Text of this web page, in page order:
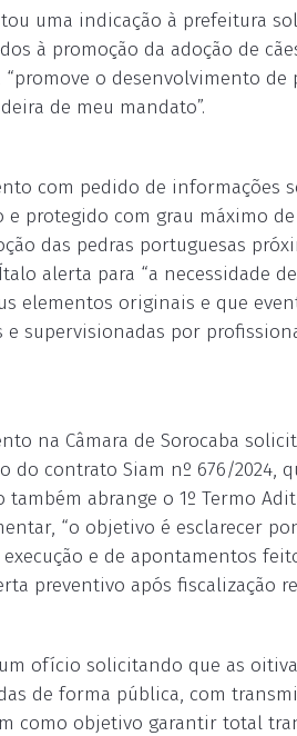
uma indicação à prefeitura
à promoção da adoção de
o desenvolvimento
de meu mandato”.
com pedido de informações
e protegido com grau máximo
das pedras portuguesas
alerta para “a necessidade
elementos originais e que
supervisionadas por
na Câmara de Sorocaba
do contrato Siam nº 676/2024,
abrange o 1º Termo
“o objetivo é esclarecer
e de apontamentos
preventivo após fiscalização
ofício solicitando que as
de forma pública, com
como objetivo garantir total